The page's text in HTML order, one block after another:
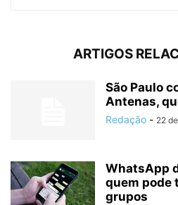
ARTIGOS
São Paulo
Antenas,
Redação - 22
WhatsApp
quem pode
grupos